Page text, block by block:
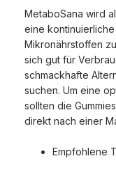
MetaboSana wird
eine
Mikronährstoffen
sich gut für
schmackhafte
suchen. Um eine
sollten die
direkt nach einer
Empfohlene